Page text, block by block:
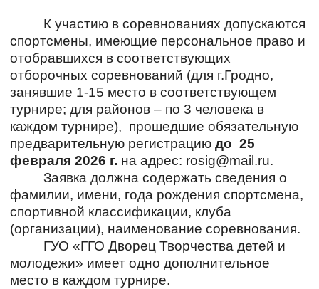
К участию в соревнованиях допускаются
спортсмены, имеющие персональное право и
отобравшихся в соответствующих
отборочных соревнований (для г.Гродно,
занявшие 1-15 место в соответствующем
турнире; для районов – по 3 человека в
каждом турнире), прошедшие обязательную
предварительную регистрацию до 25
февраля 2026 г. на адрес: rosig@mail.ru.
Заявка должна содержать сведения о
фамилии, имени, года рождения спортсмена,
спортивной классификации, клуба
(организации), наименование соревнования.
ГУО «ГГО Дворец Творчества детей и
молодежи» имеет одно дополнительное
место в каждом турнире.